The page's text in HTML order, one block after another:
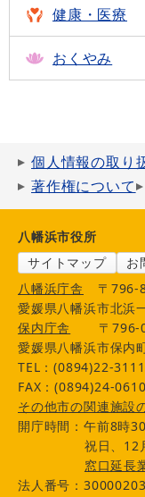
健康・医療
おくやみ
個人情報の取り
著作権について
八幡浜市役所
サイトマップ
お
八幡浜庁舎
〒796-
愛媛県八幡浜市北浜
保内庁舎
〒796-
愛媛県八幡浜市保内
TEL：(0894)22-3111
FAX：(0894)24-0610
その他市の関連施設
開庁時間：午前8時
祝日、12
窓口延長
法人番号：